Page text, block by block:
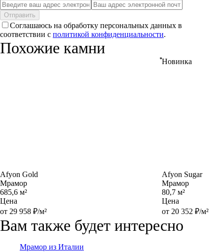
Отправить
Соглашаюсь на обработку персональных данных в
соответствии с политикой конфиденциальности.
Похожие камни
Afyon Gold
Мрамор
685,6 м²
Цена
от 29 958 ₽/м²
Новинка
Afyon Sugar
Мрамор
80,7 м²
Цена
от 20 352 ₽/м²
Вам также будет интересно
Мрамор из Италии